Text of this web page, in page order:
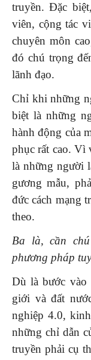
truyền. Đặc
viên, cộng tác
chuyên môn
đó chú trọng
lãnh đạo.
Chỉ khi những
biệt là những
hành động của
phục rất cao. Vì
là những người
gương mẫu,
đức cách mạng
theo.
Ba là, cần
phương pháp
Dù là bước vào
giới và đất
nghiệp 4.0,
những chỉ dẫn
truyền phải cụ